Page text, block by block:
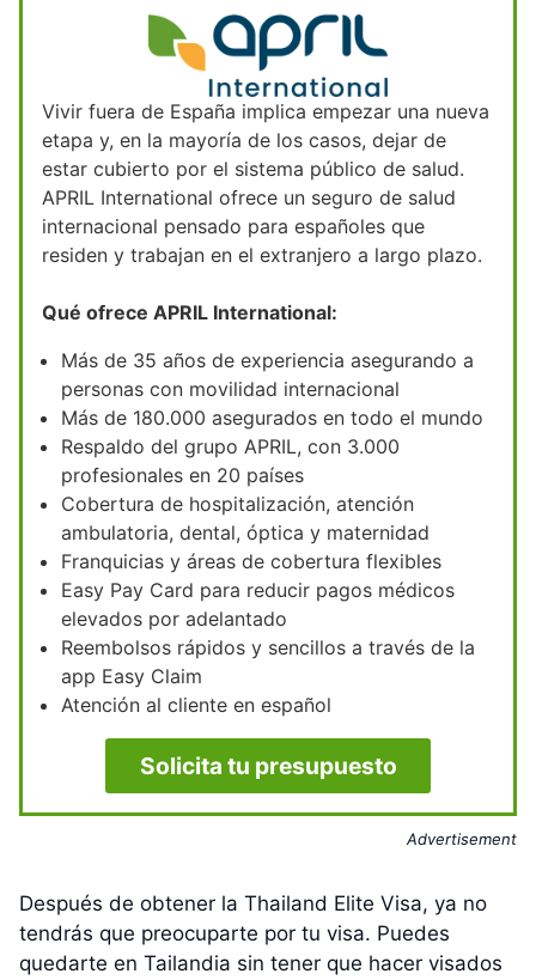
Vivir fuera de España implica empezar una nueva
etapa y, en la mayoría de los casos, dejar de
estar cubierto por el sistema público de salud.
APRIL International ofrece un seguro de salud
internacional pensado para españoles que
residen y trabajan en el extranjero a largo plazo.
Qué ofrece APRIL International:
Más de 35 años de experiencia asegurando a
personas con movilidad internacional
Más de 180.000 asegurados en todo el mundo
Respaldo del grupo APRIL, con 3.000
profesionales en 20 países
Cobertura de hospitalización, atención
ambulatoria, dental, óptica y maternidad
Franquicias y áreas de cobertura flexibles
Easy Pay Card para reducir pagos médicos
elevados por adelantado
Reembolsos rápidos y sencillos a través de la
app Easy Claim
Atención al cliente en español
Solicita tu presupuesto
Advertisement
Después de obtener la Thailand Elite Visa, ya no
tendrás que preocuparte por tu visa. Puedes
quedarte en Tailandia sin tener que hacer visados